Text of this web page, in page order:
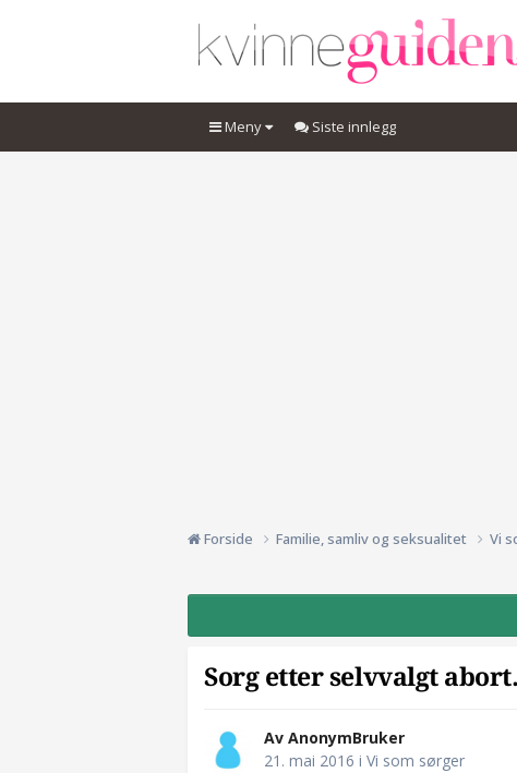
Meny Siste innlegg
Forside Familie, samliv og seksualitet Vi
Sorg etter selvvalgt abort.
Av AnonymBruker
21. mai 2016 i Vi som sørger